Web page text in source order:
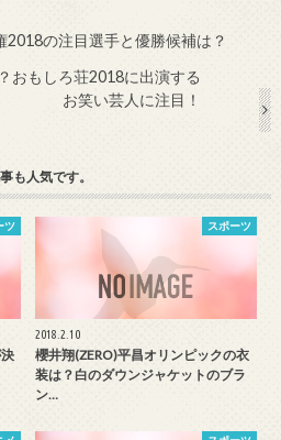
2018の注目選手と優勝候補は？
おもしろ荘2018に出演する
お笑い芸人に注目！
も人気です。
ツ スポーツ
2018.2.10
櫻井翔(ZERO)平昌オリンピックの衣
装は？白のダウンジャケットのブラ
ン…